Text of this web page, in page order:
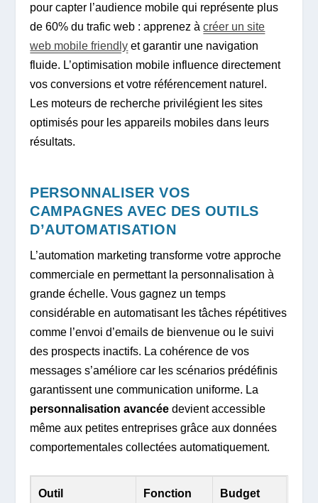
pour capter l’audience mobile qui représente plus
de 60% du trafic web : apprenez àcréer un site
web mobile friendly et garantir une navigation
fluide. L’optimisation mobile influence directement
vos conversions et votre référencement naturel.
Les moteurs de recherche privilégient les sites
optimisés pour les appareils mobiles dans leurs
résultats.
PERSONNALISER VOS
CAMPAGNES AVEC DES OUTILS
D’AUTOMATISATION
L’automation marketing transforme votre approche
commerciale en permettant la personnalisation à
grande échelle. Vous gagnez un temps
considérable en automatisant les tâches répétitives
comme l’envoi d’emails de bienvenue ou le suivi
des prospects inactifs. La cohérence de vos
messages s’améliore car les scénarios prédéfinis
garantissent une communication uniforme. La
personnalisation avancée devient accessible
même aux petites entreprises grâce aux données
comportementales collectées automatiquement.
Outil
Fonction
Budget